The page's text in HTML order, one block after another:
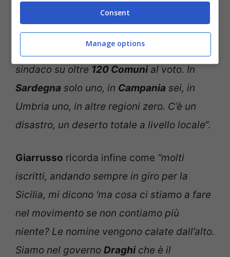
Movimento 5 Stelleè allo sbando
evidenziaGiarrusso–In Sicilia, per fare un
esempio, ci sono solo due candidati
sindaco su oltre 120 Comunial voto. In
Sardegna solo uno, in Campania sei, in
Umbria uno, in altre regioni zero. C’è un
disastro, un deserto totale a livello locale“.
Giarrusso ricorda infine come “molti
iscritti, andando sempre in giro per la
Sicilia, mi dicono ‘ma cosa ci stiamo a fare
nel movimento se non contiamo più
niente? Le nomine vengono calate dall’alto.
Siamo nel governo Draghiche è il
Consent
Manage options